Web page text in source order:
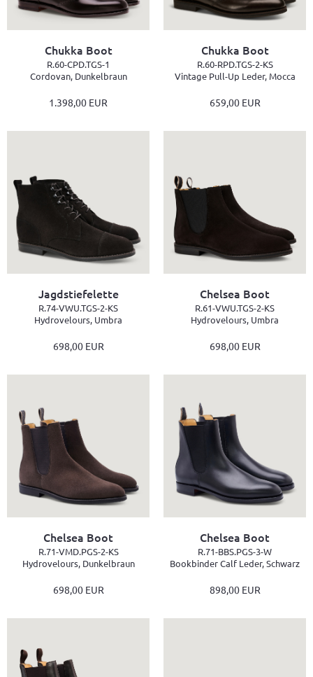
Chukka Boot
R.60-CPD.TGS-1
Cordovan, Dunkelbraun
1.398,00 EUR
Chukka Boot
R.60-RPD.TGS-2-KS
Vintage Pull-Up Leder, Mocca
659,00 EUR
Jagdstiefelette
R.74-VWU.TGS-2-KS
Hydrovelours, Umbra
698,00 EUR
Chelsea Boot
R.61-VWU.TGS-2-KS
Hydrovelours, Umbra
698,00 EUR
Chelsea Boot
R.71-VMD.PGS-2-KS
Hydrovelours, Dunkelbraun
698,00 EUR
Chelsea Boot
R.71-BBS.PGS-3-W
Bookbinder Calf Leder, Schwarz
898,00 EUR